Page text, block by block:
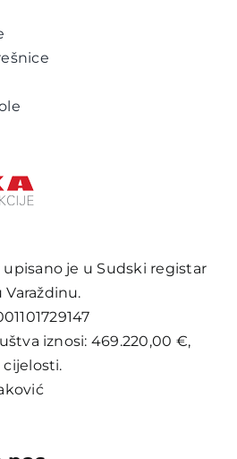
je u Sudski registar
iznosi: 469.220,00 €,